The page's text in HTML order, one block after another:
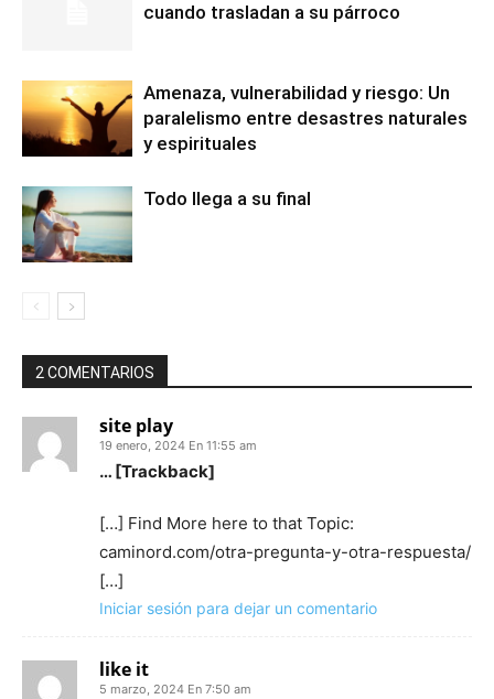
cuando trasladan a su párroco
Amenaza, vulnerabilidad y riesgo: Un
paralelismo entre desastres naturales
y espirituales
Todo llega a su final
2 COMENTARIOS
site play
19 enero, 2024 En 11:55 am
… [Trackback]
[…] Find More here to that Topic:
caminord.com/otra-pregunta-y-otra-respuesta/
[…]
Iniciar sesión para dejar un comentario
like it
5 marzo, 2024 En 7:50 am